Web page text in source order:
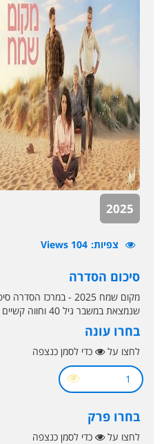
2025
צפיות 104 Views
סיכום הסדרה
מקום שמח 2025 - במרכז
שנמצאת במשבר גיל 40 וחווה קשיים בתחומים שונים בחיים האישיים
בחרו עונה
לחצו על כדי לסמן כנצפה
1
בחרו פרק
לחצו על כדי לסמן כנצפה